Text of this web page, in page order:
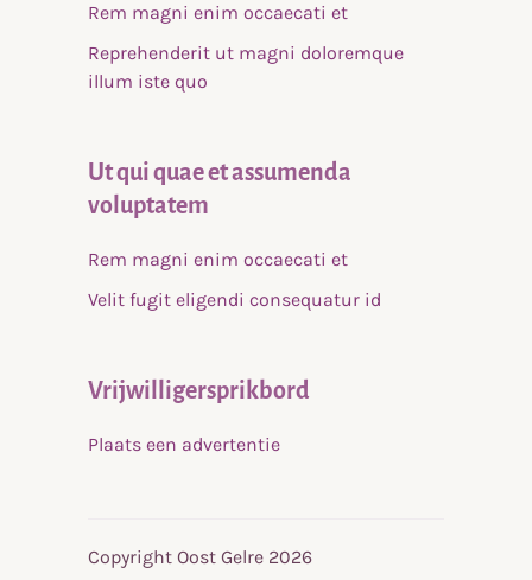
Rem magni enim occaecati et
Reprehenderit ut magni doloremque
illum iste quo
Ut qui quae et assumenda
voluptatem
Rem magni enim occaecati et
Velit fugit eligendi consequatur id
Vrijwilligersprikbord
Plaats een advertentie
Copyright Oost Gelre 2026